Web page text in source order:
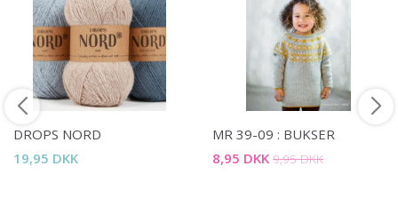
DROPS NORD
19,95 DKK
MR 39-09 : BUKSER
8,95 DKK 9,95 DKK